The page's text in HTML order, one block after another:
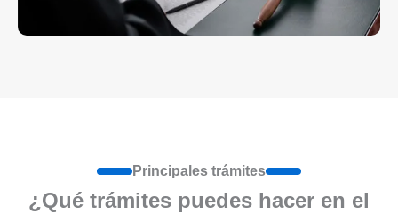
Principales trámites
¿Qué trámites puedes hacer en el